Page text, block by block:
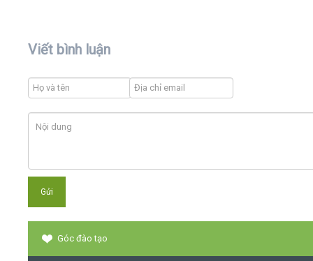
Viết bình luận
Góc đào tạo